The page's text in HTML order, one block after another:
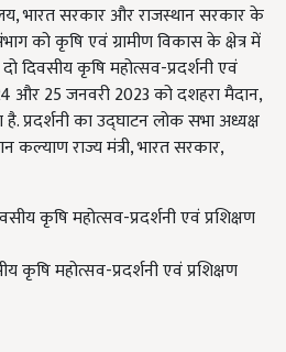
भारत सरकार और राजस्थान सरकार के
को कृषि एवं ग्रामीण विकास के क्षेत्र में
दिवसीय कृषि महोत्सव-प्रदर्शनी एवं
और 25 जनवरी 2023 को दशहरा मैदान,
है. प्रदर्शनी का उद्घाटन लोक सभा अध्यक्ष
राज्य मंत्री, भारत सरकार,
कृषि महोत्सव-प्रदर्शनी एवं प्रशिक्षण